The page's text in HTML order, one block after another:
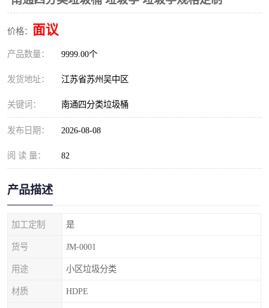
价格： 面议
产品数量： 9999.00个
发货地址： 江苏省苏州吴中区
关键词： 南通四分类垃圾桶
发布日期： 2026-08-08
阅 读 量： 82
产品描述
加工定制 是
货号 JM-0001
用途 小区垃圾分类
材质 HDPE